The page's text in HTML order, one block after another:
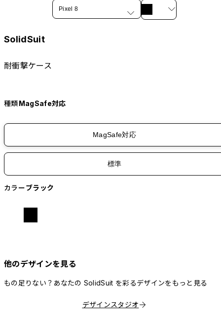
Pixel 8
SolidSuit
耐衝撃ケース
種類MagSafe対応
MagSafe対応
標準
カラーブラック
他のデザインを見る
もの足りない？あなたの SolidSuit を彩るデザインをもっと見る
デザインスタジオ